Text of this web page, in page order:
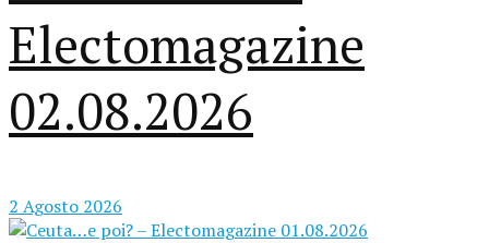
Electomagazine
02.08.2026
2 Agosto 2026